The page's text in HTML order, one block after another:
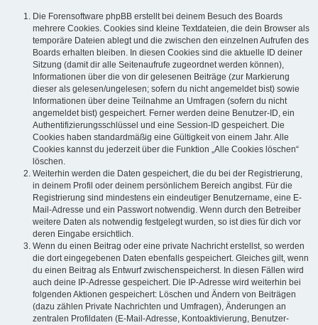
Die Forensoftware phpBB erstellt bei deinem Besuch des Boards
mehrere Cookies. Cookies sind kleine Textdateien, die dein Browser als
temporäre Dateien ablegt und die zwischen den einzelnen Aufrufen des
Boards erhalten bleiben. In diesen Cookies sind die aktuelle ID deiner
Sitzung (damit dir alle Seitenaufrufe zugeordnet werden können),
Informationen über die von dir gelesenen Beiträge (zur Markierung
dieser als gelesen/ungelesen; sofern du nicht angemeldet bist) sowie
Informationen über deine Teilnahme an Umfragen (sofern du nicht
angemeldet bist) gespeichert. Ferner werden deine Benutzer-ID, ein
Authentifizierungsschlüssel und eine Session-ID gespeichert. Die
Cookies haben standardmäßig eine Gültigkeit von einem Jahr. Alle
Cookies kannst du jederzeit über die Funktion „Alle Cookies löschen“
löschen.
Weiterhin werden die Daten gespeichert, die du bei der Registrierung,
in deinem Profil oder deinem persönlichem Bereich angibst. Für die
Registrierung sind mindestens ein eindeutiger Benutzername, eine E-
Mail-Adresse und ein Passwort notwendig. Wenn durch den Betreiber
weitere Daten als notwendig festgelegt wurden, so ist dies für dich vor
deren Eingabe ersichtlich.
Wenn du einen Beitrag oder eine private Nachricht erstellst, so werden
die dort eingegebenen Daten ebenfalls gespeichert. Gleiches gilt, wenn
du einen Beitrag als Entwurf zwischenspeicherst. In diesen Fällen wird
auch deine IP-Adresse gespeichert. Die IP-Adresse wird weiterhin bei
folgenden Aktionen gespeichert: Löschen und Ändern von Beiträgen
(dazu zählen Private Nachrichten und Umfragen), Änderungen an
zentralen Profildaten (E-Mail-Adresse, Kontoaktivierung, Benutzer-